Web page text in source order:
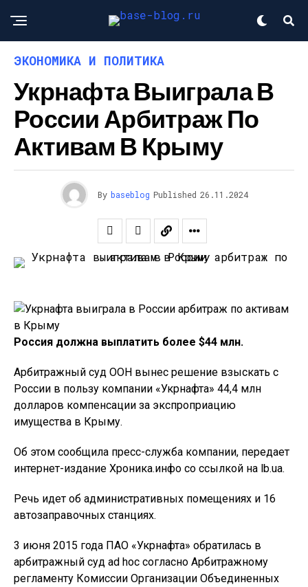
ЭКОНОМИКА И ПОЛИТИКА
Укрнафта Выиграла В
России Арбитраж По
Активам В Крыму
By baseblog Published 26.11.2024
Россия должна выплатить более $44 млн.
Арбитражный суд ООН вынес решение взыскать с
России в пользу компании «Укрнафта» 44,4 млн
долларов компенсации за экспроприацию
имущества в Крыму.
Об этом сообщила пресс-служба компании, передает
интернет-издание Хроника.инфо со ссылкой на lb.ua.
Речь идет об административных помещениях и 16
автозаправочных станциях.
3 июня 2015 года ПАО «Укрнафта» обратилась в
арбитражный суд ad hoc согласно Арбитражному
регламенту Комиссии Организации Объединенных